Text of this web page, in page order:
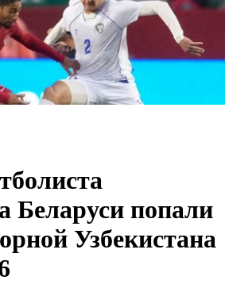
Беларуси попали
Узбекистана